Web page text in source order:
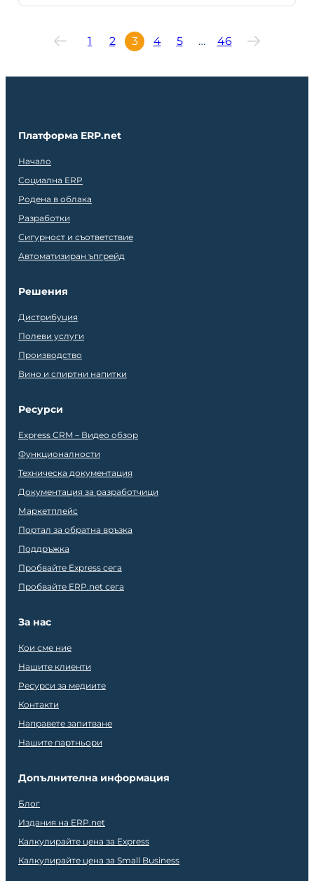
1 2 3 4 5 … 46
Платформа ERP.net
Начало
Социална ERP
Родена в облака
Разработки
Сигурност и съответствие
Автоматизиран ъпгрейд
Решения
Дистрибуция
Полеви услуги
Производство
Вино и спиртни напитки
Ресурси
Express CRM – Видео обзор
Функционалности
Техническа документация
Документация за разработчици
Маркетплейс
Портал за обратна връзка
Поддръжка
Пробвайте Express сега
Пробвайте ERP.net сега
За нас
Кои сме ние
Нашите клиенти
Ресурси за медиите
Контакти
Направете запитване
Нашите партньори
Допълнителна информация
Блог
Издания на ERP.net
Калкулирайте цена за Express
Калкулирайте цена за Small Business